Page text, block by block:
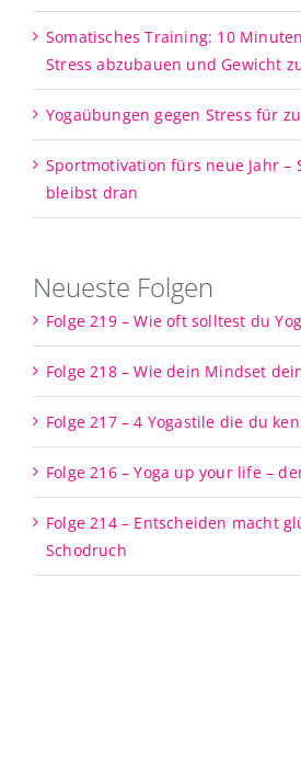
Somatisches Training: 10
Stress abzubauen und Gewicht
Yogaübungen gegen Stress für
Sportmotivation fürs neue Jahr –
bleibst dran
Neueste Folgen
Folge 219 – Wie oft solltest du
Folge 218 – Wie dein Mindset
Folge 217 – 4 Yogastile die du
Folge 216 – Yoga up your life –
Folge 214 – Entscheiden macht
Schodruch